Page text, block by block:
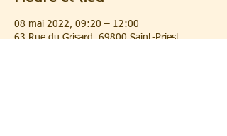
08 mai 2022, 09:20 – 12:00
63 Rue du Grisard, 69800 Saint-Priest,